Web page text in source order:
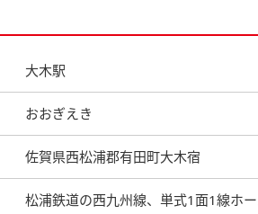
大木駅
おおぎえき
佐賀県西松浦郡有田町大木宿
松浦鉄道の西九州線、単式1面1線ホ